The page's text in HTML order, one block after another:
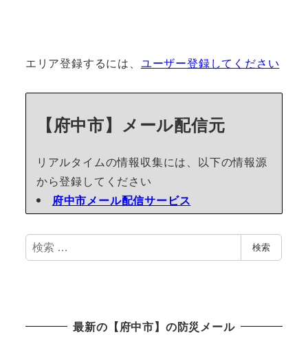
エリア登録するには、 ユーザー登録してください
【府中市】メール配信元
リアルタイムの情報収集には、以下の情報源
から登録してください
府中市メール配信サービス
検
索
検索
最新の【府中市】の防災メール